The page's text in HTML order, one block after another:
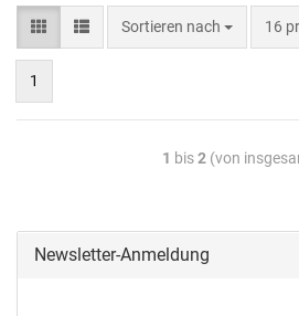
Sortieren nach 16
1
1 bis2(von
Newsletter-Anmeldung